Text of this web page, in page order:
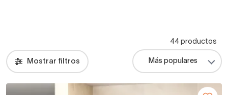
Mostrar filtros
44 productos